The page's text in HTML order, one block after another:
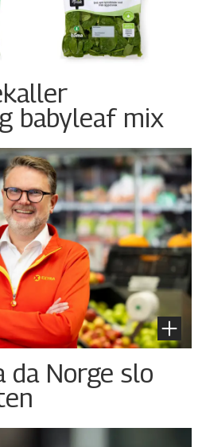
babyleaf mix
da Norge slo